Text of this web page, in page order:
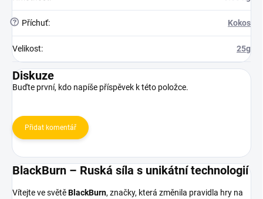
? Příchuť: Kokos
Velikost: 25g
Diskuze
Buďte první, kdo napíše příspěvek k této položce.
Přidat komentář
BlackBurn – Ruská síla s unikátní technologií
Vítejte ve světěBlackBurn, značky, která změnila pravidla hry na